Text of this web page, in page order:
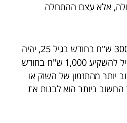
אלא עצם ההתחלה
אדם שמתחיל להשקיע 300 ש"ח בחודש בגיל 25, יהיה
עשיר יותר מאדם שמתחיל להשקיע 1,000 ש"ח בחודש
חשוב יותר מהתזמון של השוק או
ביותר הוא לבנות את